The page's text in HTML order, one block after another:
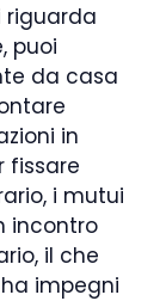
riguarda
puoi
da casa
in
fissare
i mutui
incontro
il che
impegni